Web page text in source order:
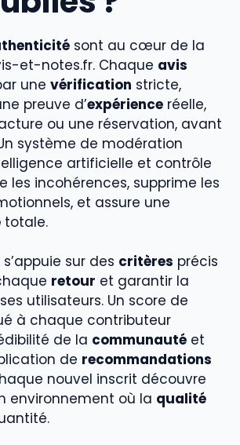
sont au cœur de la
et-notes.fr. Chaque avis
une vérification stricte,
preuve d’expérience réelle,
ou une réservation, avant
système de modération
artificielle et contrôle
les incohérences, supprime les
et assure une
totale.
sur des critères précis
retour et garantir la
utilisateurs. Un score de
à chaque contributeur
de la communauté et
de recommandations
nouvel inscrit découvre
environnement où la qualité